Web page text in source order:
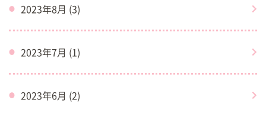
2023年8月 (3)
2023年7月 (1)
2023年6月 (2)